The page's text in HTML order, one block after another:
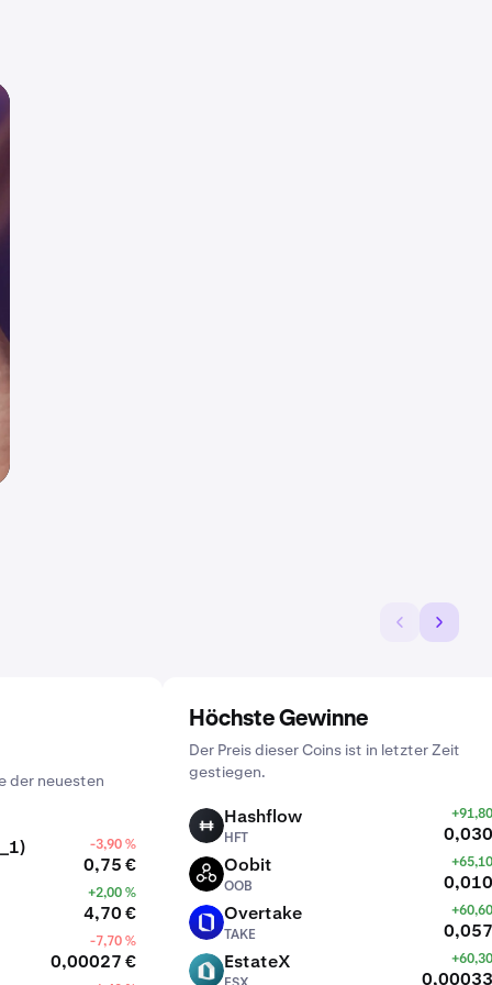
der neuesten
-3,90 %
0,75 €
+2,00 %
4,70 €
-7,70 %
0,00027 €
Höchste Gewinne
Der Preis dieser Coins ist in letzter Zeit
gestiegen.
HFT Hashflow
HFT
OOB Oobit
OOB
Overtake
TAKE
ESX EstateX